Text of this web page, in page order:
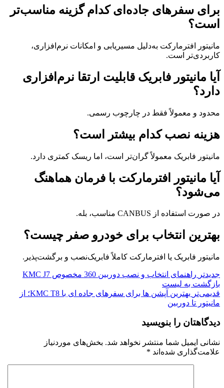
برای سفرهای جاده‌ای کدام گزینه مناسب‌تر
است؟
مانیتور افترمارکت به‌دلیل مسیریابی و امکانات نرم‌افزاری،
کاربردی‌تر است.
آیا مانیتور فابریک قابلیت ارتقا نرم‌افزاری
دارد؟
محدود و معمولاً فقط در چارچوب رسمی.
هزینه نصب کدام بیشتر است؟
مانیتور فابریک معمولاً گران‌تر است، اما ریسک کمتری دارد.
آیا مانیتور افترمارکت با فرمان هماهنگ
می‌شود؟
در صورت استفاده از CANBUS مناسب، بله.
بهترین انتخاب برای خودرو صفر چیست؟
مانیتور فابریک یا افترمارکت کاملاً فابریک‌نصب و برگشت‌پذیر.
جدیدتر راهنمای انتخاب و نصب دوربین 360 مخصوص KMC J7
بازگشت به لیست
قدیمی‌تر
بهترین آپشن ها برای سفرهای جاده ای با KMC T8؛ از
مانیتور تا دوربین
دیدگاهتان را بنویسید
نشانی ایمیل شما منتشر نخواهد شد. بخش‌های موردنیاز
علامت‌گذاری شده‌اند *